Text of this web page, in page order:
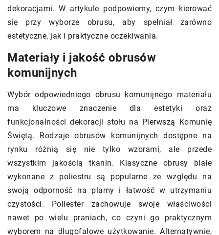
dekoracjami. W artykule podpowiemy, czym kierować
się przy wyborze obrusu, aby spełniał zarówno
estetyczne, jak i praktyczne oczekiwania.
Materiały i jakość obrusów
komunijnych
Wybór odpowiedniego obrusu komunijnego materiału
ma kluczowe znaczenie dla estetyki oraz
funkcjonalności dekoracji stołu na Pierwszą Komunię
Świętą. Rodzaje obrusów komunijnych dostępne na
rynku różnią się nie tylko wzorami, ale przede
wszystkim jakością tkanin. Klasyczne obrusy białe
wykonane z poliestru są popularne ze względu na
swoją odporność na plamy i łatwość w utrzymaniu
czystości. Poliester zachowuje swoje właściwości
nawet po wielu praniach, co czyni go praktycznym
wyborem na długofalowe użytkowanie. Alternatywnie,